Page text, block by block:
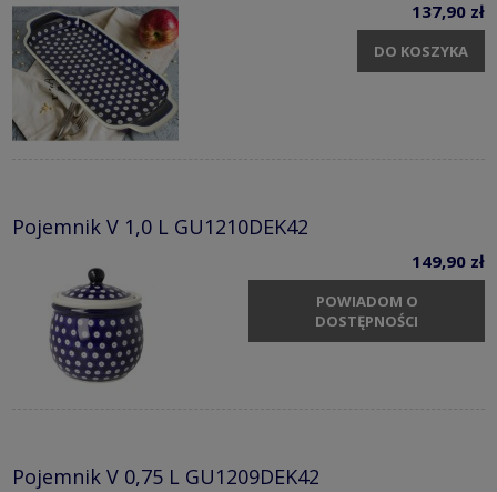
137,90 zł
DO KOSZYKA
Pojemnik V 1,0 L GU1210DEK42
149,90 zł
POWIADOM O
DOSTĘPNOŚCI
Pojemnik V 0,75 L GU1209DEK42